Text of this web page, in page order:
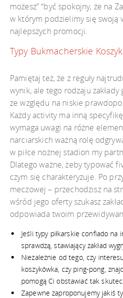
możesz” “być spokojny, że na
w którym podzielimy się swoją
najlepszych promocji.
Typy Bukmacherskie
Pamiętaj też, że z reguły
wynik, ale tego rodzaju
ze względu na niskie
Każdy activity ma inną
wymaga uwagi na różne
narciarskich ważną rolę
w piłce nożnej stadion my
Dlatego ważne, żeby typować
czym się charakteryzuje. Po
meczowej – przechodzisz na
wśród jego oferty szukasz
odpowiada twoim
Jeśli typy piłkarskie confiado na
sprawdzą, stawiający zakład
Niezależnie od tego, czy
koszykówka, czy ping-pong,
pomogą Ci obstawiać tak
Zapewne zaproponujemy jakiś